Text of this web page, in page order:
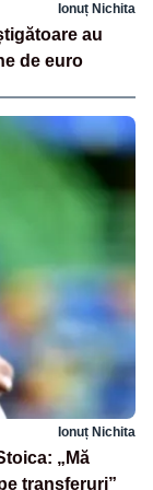
Ionuț Nichita
au
de euro
Ionuț Nichita
„Mă
transferuri”